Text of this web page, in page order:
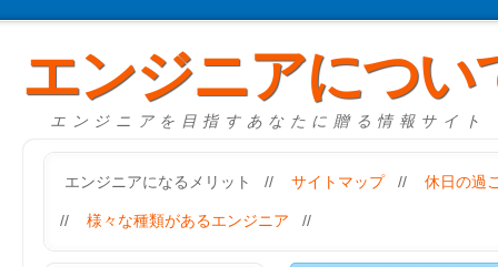
エンジニアについ
エンジニアを目指すあなたに贈る情報サイト
エンジニアになるメリット // サイトマップ// 休日の過
// 様々な種類があるエンジニア //